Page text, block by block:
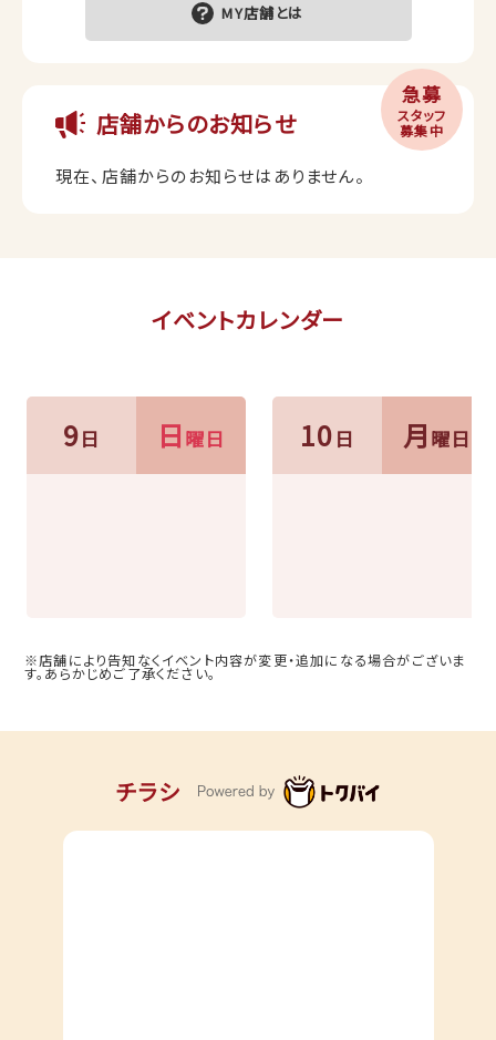
MY店舗とは
店舗からのお知らせ
急募
スタッフ
募集中
現在、店舗からのお知らせはありません。
イベントカレンダー
9日 日 曜日 10 日 月 曜日
※店舗により告知なくイベント内容が変更・追加になる場合がございま
す。あらかじめご了承ください。
チラシ